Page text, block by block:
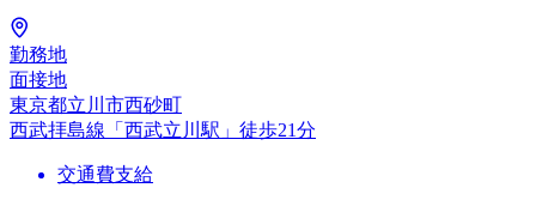
勤務地
面接地
東京都立川市西砂町
西武拝島線「西武立川駅」徒歩21分
交通費支給